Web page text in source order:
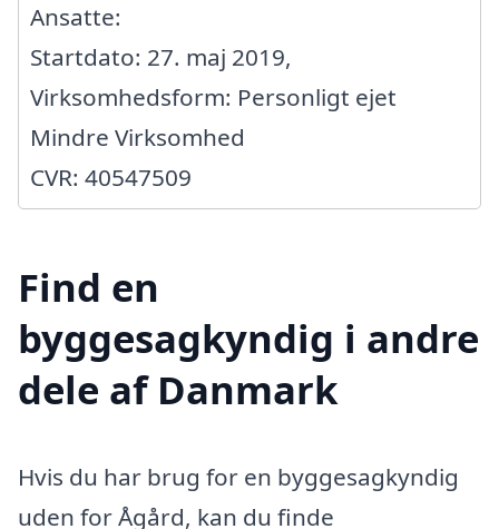
Ansatte:
Startdato: 27. maj 2019,
Virksomhedsform: Personligt ejet
Mindre Virksomhed
CVR: 40547509
Find en
byggesagkyndig i andre
dele af Danmark
Hvis du har brug for en byggesagkyndig
uden for Ågård, kan du finde